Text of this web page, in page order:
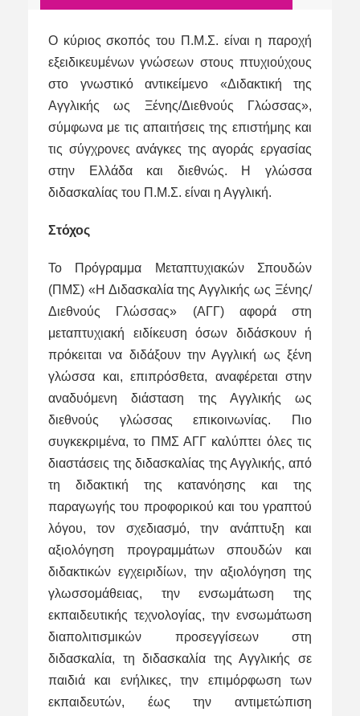
Ο κύριος σκοπός του Π.Μ.Σ. είναι η παροχή
εξειδικευμένων γνώσεων στους πτυχιούχους
στο γνωστικό αντικείμενο «Διδακτική της
Αγγλικής ως Ξένης/Διεθνούς Γλώσσας»,
σύμφωνα με τις απαιτήσεις της επιστήμης και
τις σύγχρονες ανάγκες της αγοράς εργασίας
στην Ελλάδα και διεθνώς. Η γλώσσα
διδασκαλίας του Π.Μ.Σ. είναι η Αγγλική.
Στόχος
Το Πρόγραμμα Μεταπτυχιακών Σπουδών
(ΠΜΣ) «Η Διδασκαλία της Αγγλικής ως Ξένης/
Διεθνούς Γλώσσας» (ΑΓΓ) αφορά στη
μεταπτυχιακή ειδίκευση όσων διδάσκουν ή
πρόκειται να διδάξουν την Αγγλική ως ξένη
γλώσσα και, επιπρόσθετα, αναφέρεται στην
αναδυόμενη διάσταση της Αγγλικής ως
διεθνούς γλώσσας επικοινωνίας. Πιο
συγκεκριμένα, το ΠΜΣ ΑΓΓ καλύπτει όλες τις
διαστάσεις της διδασκαλίας της Αγγλικής, από
τη διδακτική της κατανόησης και της
παραγωγής του προφορικού και του γραπτού
λόγου, τον σχεδιασμό, την ανάπτυξη και
αξιολόγηση προγραμμάτων σπουδών και
διδακτικών εγχειριδίων, την αξιολόγηση της
γλωσσομάθειας, την ενσωμάτωση της
εκπαιδευτικής τεχνολογίας, την ενσωμάτωση
διαπολιτισμικών προσεγγίσεων στη
διδασκαλία, τη διδασκαλία της Αγγλικής σε
παιδιά και ενήλικες, την επιμόρφωση των
εκπαιδευτών, έως την αντιμετώπιση